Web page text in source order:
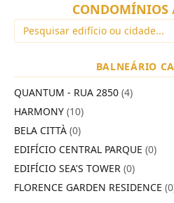
CONDOMÍNIOS
BALNEÁRIO
QUANTUM - RUA 2850 (4)
HARMONY (10)
BELA CITTÀ (0)
EDIFÍCIO CENTRAL PARQUE (0)
EDIFÍCIO SEA'S TOWER (0)
FLORENCE GARDEN RESIDENCE